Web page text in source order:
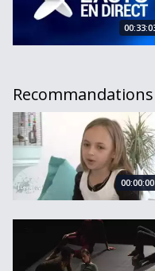
Recommandations
Les Infos du 06.06.12
00:00:00
Philippe Saire